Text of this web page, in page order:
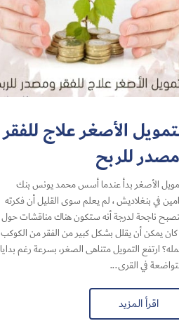
الأصغر علاج للفقر
للربح
الأصغر بدأ عندما أسس محمد يونس بنك
في بنغلاديش ، لم يعلم سوى القليل أن فكرته
ناجحة لدرجة أنه ستكون هناك مناقشات حول
كان يمكن أن يقلل بشكل كبير من الفقر من الكوكب
ارتفع التمويل متناهى الصغر، بسرعة رغم
في القرى...
اقرأ المزيد